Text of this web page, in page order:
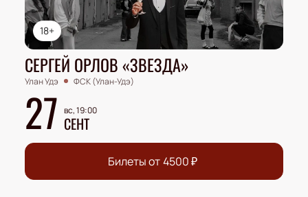
18+
СЕРГЕЙ ОРЛОВ «ЗВЕЗДА»
Улан Удэ ФСК (Улан-Удэ)
27 вс, 19:00
СЕНТ
Билеты от4500₽